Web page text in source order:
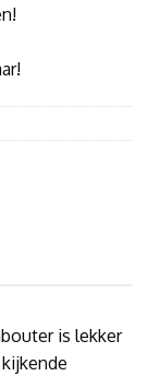
is lekker